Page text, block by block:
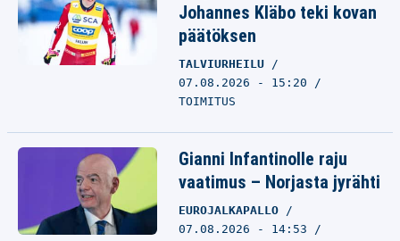
Johannes Kläbo teki kovan
päätöksen
TALVIURHEILU
07.08.2026 - 15:20
TOIMITUS
Gianni Infantinolle raju
vaatimus – Norjasta jyrähti
EUROJALKAPALLO
07.08.2026 - 14:53